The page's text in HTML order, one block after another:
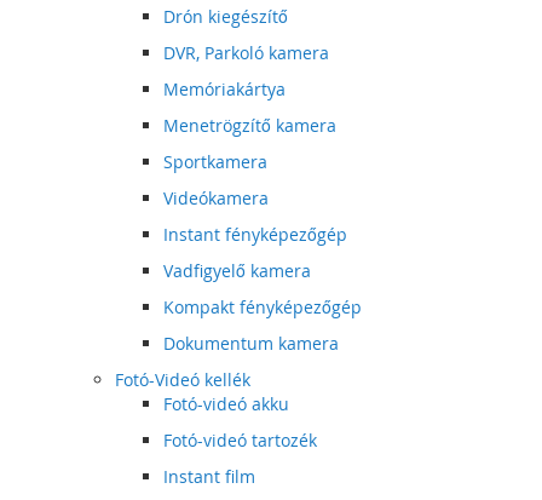
Drón kiegészítő
DVR, Parkoló kamera
Memóriakártya
Menetrögzítő kamera
Sportkamera
Videókamera
Instant fényképezőgép
Vadfigyelő kamera
Kompakt fényképezőgép
Dokumentum kamera
Fotó-Videó kellék
Fotó-videó akku
Fotó-videó tartozék
Instant film